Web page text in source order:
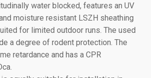
water blocked, features an UV
moisture resistant LSZH sheathing
for limited outdoor runs. The used
a degree of rodent protection. The
retardance and has a CPR